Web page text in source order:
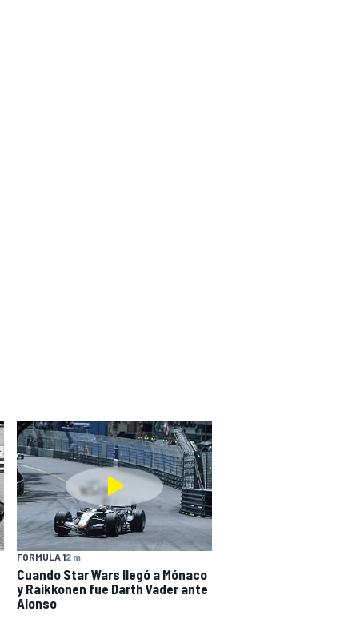
FÓRMULA 12 m
Cuando Star Wars llegó a Mónaco
y Raikkonen fue Darth Vader ante
Alonso